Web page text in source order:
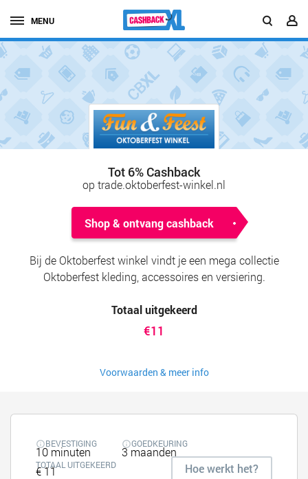
MENU
Tot 6% Cashback
op trade.oktoberfest-winkel.nl
Shop & ontvang cashback
Bij de Oktoberfest winkel vindt je een mega collectie
Oktoberfest kleding, accessoires en versiering.
Totaal uitgekeerd
€11
Voorwaarden & meer info
BEVESTIGING
10 minuten
GOEDKEURING
3 maanden
TOTAAL UITGEKEERD
€ 11 Hoe werkt het?